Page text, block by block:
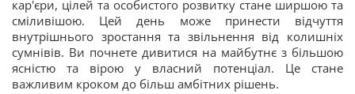
кар'єри, цілей та особистого розвитку стане ширшою та
сміливішою. Цей день може принести відчуття
внутрішнього зростання та звільнення від колишніх
сумнівів. Ви почнете дивитися на майбутнє з більшою
ясністю та вірою у власний потенціал. Це стане
важливим кроком до більш амбітних рішень.